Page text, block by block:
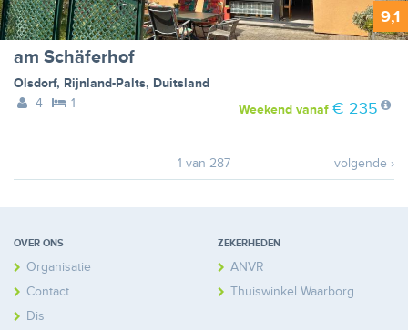
9,1
am Schäferhof
Olsdorf, Rijnland-Palts, Duitsland
4
1 Weekendvanaf € 235
1 van 287 volgende ›
OVER ONS
Organisatie
Contact
Disclaimer
ZEKERHEDEN
ANVR
Thuiswinkel Waarborg